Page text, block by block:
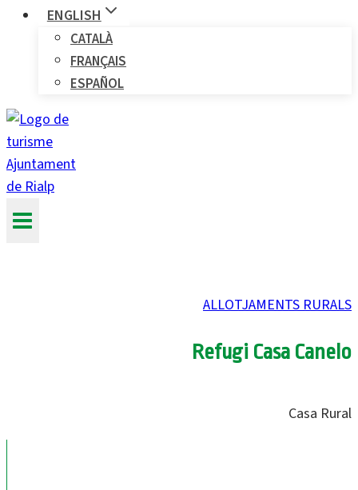
ENGLISH
CATALÀ
FRANÇAIS
ESPAÑOL
ALLOTJAMENTS RURALS
Refugi Casa Canelo
Casa Rural